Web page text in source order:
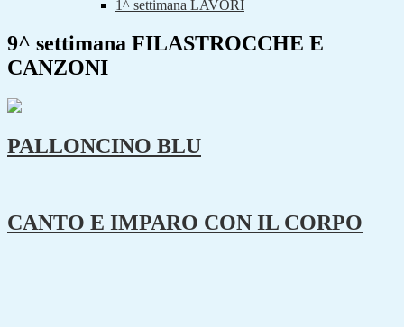
1^ settimana LAVORI
9^ settimana FILASTROCCHE E
CANZONI
PALLONCINO BLU
CANTO E IMPARO CON IL CORPO